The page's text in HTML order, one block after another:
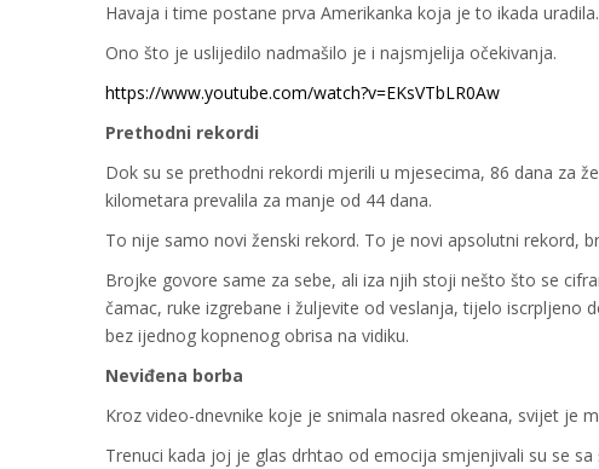
Havaja i time postane prva Amerikanka koja je to ikada uradila.
Ono što je uslijedilo nadmašilo je i najsmjelija očekivanja.
https://www.youtube.com/watch?v=EKsVTbLR0Aw
Prethodni rekordi
Dok su se prethodni rekordi mjerili u mjesecima, 86 dana za
kilometara prevalila za manje od 44 dana.
To nije samo novi ženski rekord. To je novi apsolutni rekord,
Brojke govore same za sebe, ali iza njih stoji nešto što se
čamac, ruke izgrebane i žuljevite od veslanja, tijelo iscrpljeno
bez ijednog kopnenog obrisa na vidiku.
Neviđena borba
Kroz video-dnevnike koje je snimala nasred okeana, svijet je
Trenuci kada joj je glas drhtao od emocija smjenjivali su se